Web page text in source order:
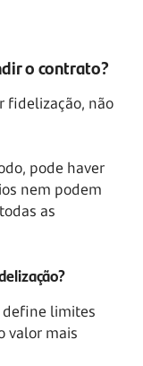
o contrato?
fidelização, não
pode haver
nem podem
as
define limites
valor mais